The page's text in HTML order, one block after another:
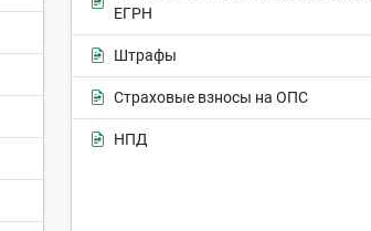
ЕГРН
Штрафы
Страховые взносы на ОПС
НПД